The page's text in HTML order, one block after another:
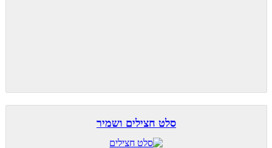
סלט חצילים ושמיר